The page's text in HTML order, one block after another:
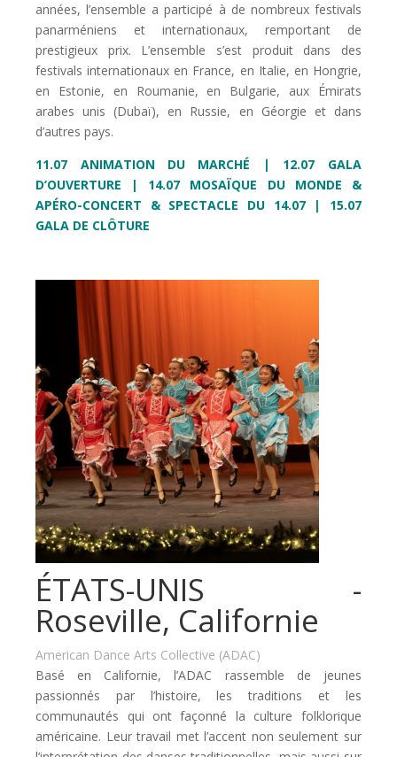
années, l’ensemble a participé à de nombreux festivals
panarméniens et internationaux, remportant de
prestigieux prix. L’ensemble s’est produit dans des
festivals internationaux en France, en Italie, en Hongrie,
en Estonie, en Roumanie, en Bulgarie, aux Émirats
arabes unis (Dubaï), en Russie, en Géorgie et dans
d’autres pays.
11.07 ANIMATION DU MARCHÉ | 12.07 GALA
D’OUVERTURE | 14.07 MOSAÏQUE DU MONDE &
APÉRO-CONCERT & SPECTACLE DU 14.07 | 15.07
GALA DE CLÔTURE
ÉTATS-UNIS -
Roseville, Californie
American Dance Arts Collective (ADAC)
Basé en Californie, l’ADAC rassemble de jeunes
passionnés par l’histoire, les traditions et les
communautés qui ont façonné la culture folklorique
américaine. Leur travail met l’accent non seulement sur